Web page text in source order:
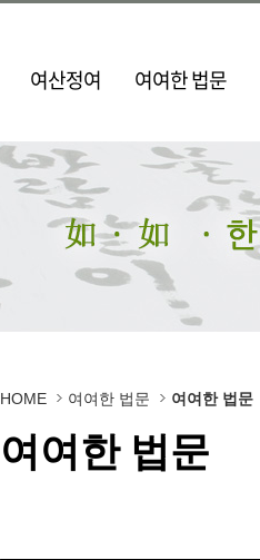
여산정여 여여한 법문
HOME 여여한 법문 여여한 법문
여여한 법문